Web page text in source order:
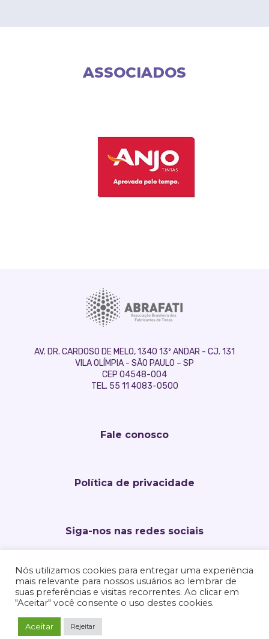
ASSOCIADOS
AV. DR. CARDOSO DE MELO, 1340 13º ANDAR - CJ. 131
VILA OLÍMPIA - SÃO PAULO – SP
CEP 04548-004
TEL. 55 11 4083-0500
Fale conosco
Política de privacidade
Siga-nos nas redes sociais
Nós utilizamos cookies para entregar uma experiência
mais relevante para nossos usuários ao lembrar de
suas preferências e visitas recorrentes. Ao clicar em
"Aceitar" você consente o uso destes cookies.
Aceitar Rejeitar